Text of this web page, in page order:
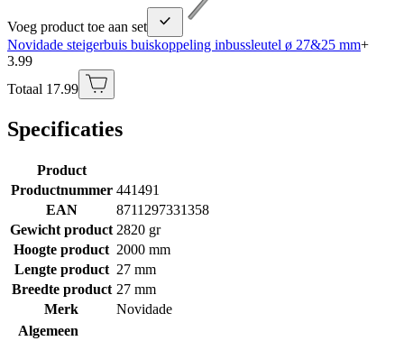
Voeg product toe aan set
Novidade steigerbuis buiskoppeling inbussleutel ø 27&25 mm+
3.99
Totaal 17.99
Specificaties
Product
Productnummer 441491
EAN
8711297331358
Gewicht product 2820 gr
Hoogte product 2000 mm
Lengte product 27 mm
Breedte product 27 mm
Merk
Novidade
Algemeen